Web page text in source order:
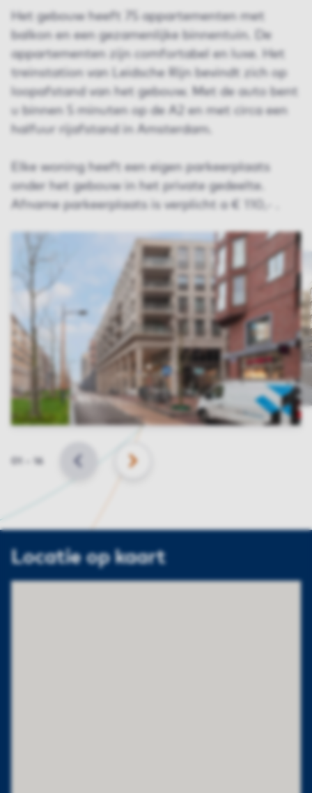
Het gebouw heeft 75 appartementen met
balkon en een gezamenlijke binnentuin. De
appartementen zijn comfortabel en luxe. Het
treinstation van Leidsche Rijn bevindt zich op
loopafstand van het gebouw. Met de auto bent
u binnen 5 minuten op de A2 en met circa een
halfuur rijafstand in Amsterdam.
Elke woning heeft een eigen parkeerplaats
onder het gebouw in het private gedeelte.
Afname parkeerplaats is verplicht a € 110,- .
Slide
VORIGE VOLGENDE
Locatie op kaart